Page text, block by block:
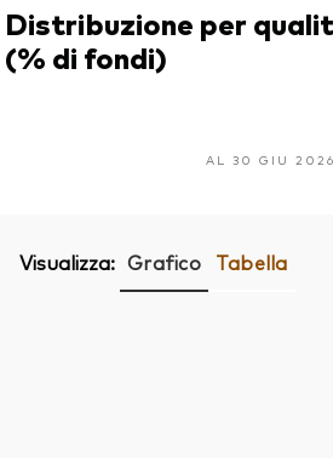
Distribuzione per
(% di fondi)
AL 30 GIU 2026
Visualizza: Grafico Tabella